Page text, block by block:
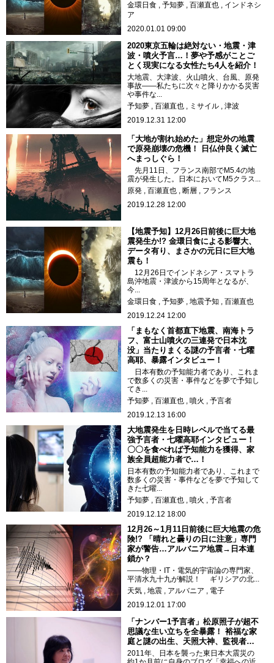
金環日食
予知夢 百瀬直也
インドネシ
ア
2020.01.01 09:00
2020東京五輪は絶対ない・地震・津
波・噴火予言…！夢や予感がことご
とく現実になる女性たち4人を紹介！
大地震、大津波、火山噴火、台風、原発
事故――私たちに次々と降りかかる災害
や事件な...
予知夢
百瀬直也 ミサイル
津波
2019.12.31 12:00
「大地が割れ始めた」想定外の地震
で原発崩壊の危機！ 日仏仲良く滅亡
へまっしぐら！
先月11日、フランス南部でM5.4の地
震が発生した。日本においてM5クラス...
原発
百瀬直也 断層
フランス
2019.12.28 12:00
【地震予知】12月26日前後に巨大地
震発生か!? 金環日食による影響大、
データ有り、まさかの元日に巨大地
震も！
12月26日でインドネシア・スマトラ
島沖地震・津波から15周年となるが、
今...
金環日食
予知夢 地震予知
百瀬直也
2019.12.24 12:00
「まもなく首都直下地震、南海トラ
フ、富士山噴火の三連発で日本沈
没」当たりまくる謎の予言者・七曜
高耶、暴露インタビュー！
日本有数の予知能力者であり、これま
で数多くの災害・事件などを夢で予知し
てき...
予知夢
百瀬直也 噴火
予言者
2019.12.13 16:00
大地震発生を日時レベルで当てる最
強予言者・七曜高耶インタビュー！
〇〇を食べれば予知能力を獲得、家
族全員超能力者で…！
日本有数の予知能力者であり、これまで
数多くの災害・事件などを夢で予知して
きた七曜...
予知夢
百瀬直也 噴火
予言者
2019.12.12 18:00
12月26～1月11日前後に巨大地震の危
険!? 「晴れと曇りの日に注意」専門
家が警告…アルバニア地震→日本連
鎖か？
――物理・IT・電気的宇宙論の専門家、
平清水九十九が解説！ ギリシアの北...
天気
地震 アルバニア
電子
2019.12.01 17:00
「ナンバー1予言者」松原照子が超不
思議な生い立ちを全暴露！ 裕福な家
庭と謎の出生、天照大神、監視者…
2011年、日本を襲った東日本大震災の